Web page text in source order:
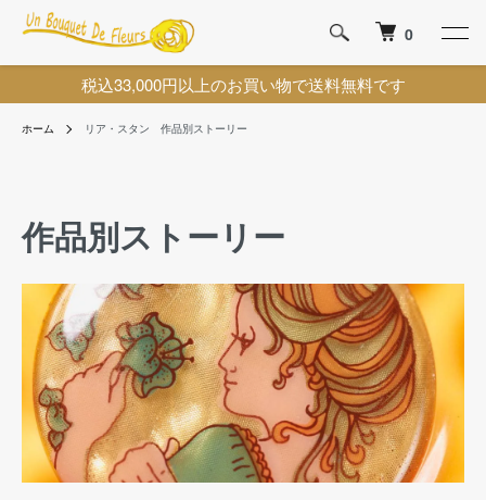
税込33,000円以上のお買い物で送料無料です
0
ホーム リア・スタン 作品別ストーリー
作品別ストーリー